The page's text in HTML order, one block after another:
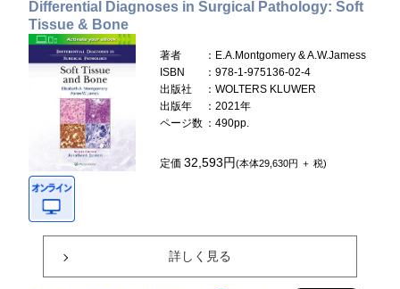
Differential Diagnoses in Surgical Pathology: Soft
Tissue & Bone
著者
：E.A.Montgomery & A.W.Jamess
ISBN
：978-1-975136-02-4
出版社
：WOLTERS KLUWER
出版年
：2021年
ページ数 ：490pp.
定価32,593円(本体29,630円 ＋ 税)
詳しく見る